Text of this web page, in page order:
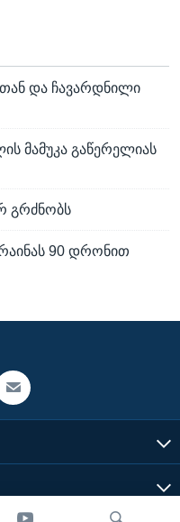
და ჩავარდნილი
მამუკა გაწერელიას
გრძნობს
90 დრონით